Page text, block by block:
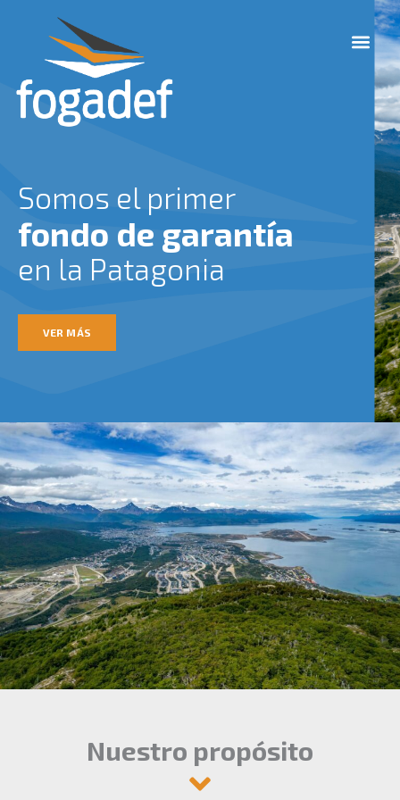
M
e
Somos el primer
fondo de garantía
en la Patagonia
VER MÁS
Nuestro propósito